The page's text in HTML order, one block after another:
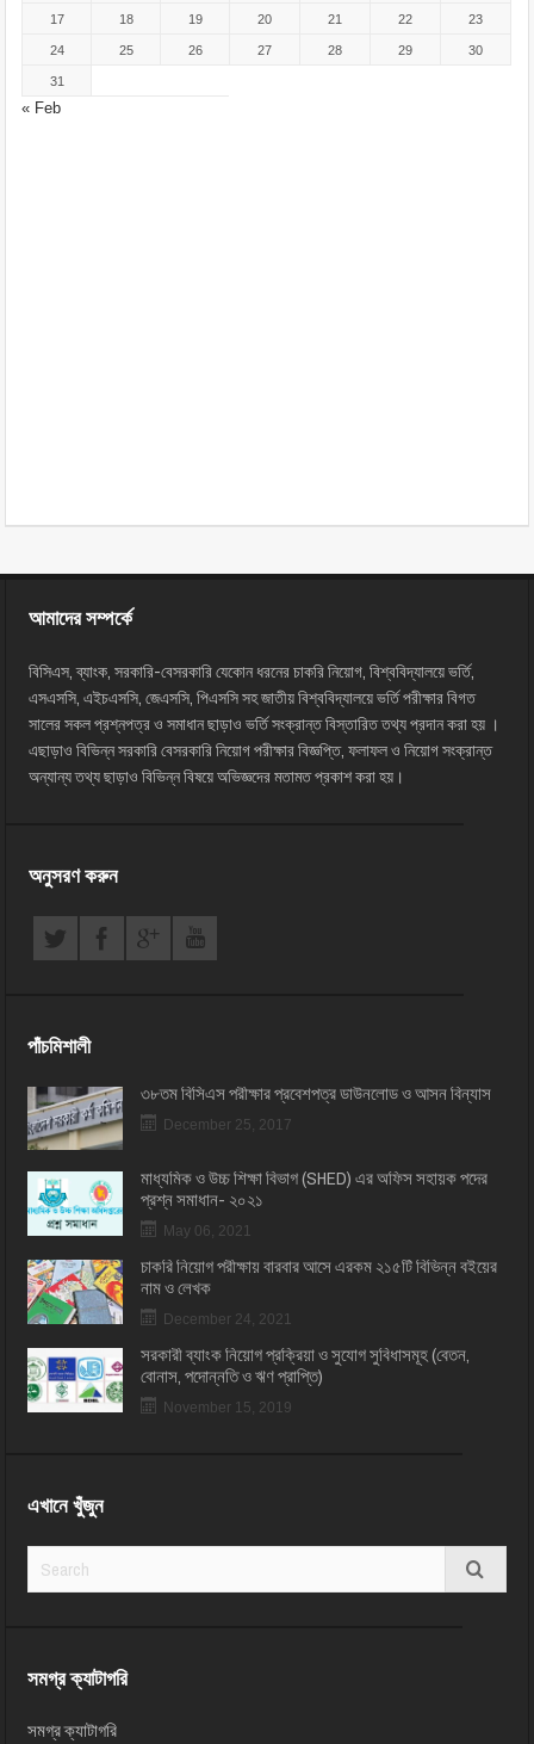
« Feb
17 18 19 20 21 22 23
24 25 26 27 28 29 30
31
আমাদের সম্পর্কে
বিসিএস, ব্যাংক, সরকারি-বেসরকারি যেকোন ধরনের চাকরি নিয়োগ, বিশ্ববিদ্যালয়ে ভর্তি,
এসএসসি, এইচএসসি, জেএসসি, পিএসসি সহ জাতীয় বিশ্ববিদ্যালয়ে ভর্তি পরীক্ষার বিগত
সালের সকল প্রশ্নপত্র ও সমাধান ছাড়াও ভর্তি সংক্রান্ত বিস্তারিত তথ্য প্রদান করা হয় ।
এছাড়াও বিভিন্ন সরকারি বেসরকারি নিয়োগ পরীক্ষার বিজ্ঞপ্তি, ফলাফল ও নিয়োগ সংক্রান্ত
অন্যান্য তথ্য ছাড়াও বিভিন্ন বিষয়ে অভিজ্ঞদের মতামত প্রকাশ করা হয়।
অনুসরণ করুন
পাঁচমিশালী
৩৮তম বিসিএস পরীক্ষার প্রবেশপত্র ডাউনলোড ও আসন বিন্যাস
December 25, 2017
মাধ্যমিক ও উচ্চ শিক্ষা বিভাগ (SHED) এর অফিস সহায়ক পদের
প্রশ্ন সমাধান- ২০২১
May 06, 2021
চাকরি নিয়োগ পরীক্ষায় বারবার আসে এরকম ২১৫টি বিভিন্ন বইয়ের
নাম ও লেখক
December 24, 2021
সরকারী ব্যাংক নিয়োগ প্রক্রিয়া ও সুযোগ সুবিধাসমূহ (বেতন,
বোনাস, পদোন্নতি ও ঋণ প্রাপ্তি)
November 15, 2019
এখানে খুঁজুন
সমগ্র ক্যাটাগরি
সমগ্র ক্যাটাগরি